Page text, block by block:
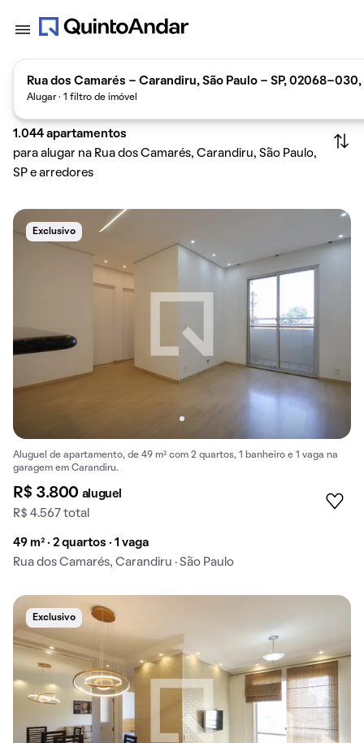
Rua dos Camarés - Carandiru, São Paulo - SP, 02068-030,
Alugar · 1 filtro de imóvel
1.044 apartamentos
para alugar na Rua dos Camarés, Carandiru, São Paulo,
SP e arredores
Exclusivo
Aluguel de apartamento, de 49 m² com 2 quartos, 1 banheiro e 1 vaga na
garagem em Carandiru.
R$ 3.800 aluguel
R$ 4.567 total
49 m² · 2 quartos · 1 vaga
Rua dos Camarés, Carandiru · São Paulo
Exclusivo